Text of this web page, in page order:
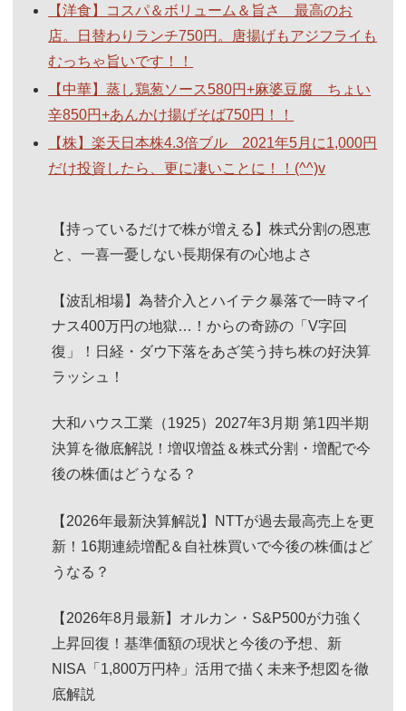
【洋食】コスパ＆ボリューム＆旨さ 最高のお
店。日替わりランチ750円。唐揚げもアジフライも
むっちゃ旨いです！！
【中華】蒸し鶏葱ソース580円+麻婆豆腐 ちょい
辛850円+あんかけ揚げそば750円！！
【株】楽天日本株4.3倍ブル 2021年5月に1,000円
だけ投資したら、更に凄いことに！！(^^)v
【持っているだけで株が増える】株式分割の恩恵
と、一喜一憂しない長期保有の心地よさ
【波乱相場】為替介入とハイテク暴落で一時マイ
ナス400万円の地獄…！からの奇跡の「V字回
復」！日経・ダウ下落をあざ笑う持ち株の好決算
ラッシュ！
大和ハウス工業（1925）2027年3月期 第1四半期
決算を徹底解説！増収増益＆株式分割・増配で今
後の株価はどうなる？
【2026年最新決算解説】NTTが過去最高売上を更
新！16期連続増配＆自社株買いで今後の株価はど
うなる？
【2026年8月最新】オルカン・S&P500が力強く
上昇回復！基準価額の現状と今後の予想、新
NISA「1,800万円枠」活用で描く未来予想図を徹
底解説